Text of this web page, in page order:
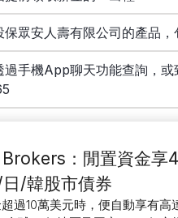
保眾安人壽有限公司的產品
過手機App聊天功能查詢，
：閒置資金享
/韓股市債券
過10萬美元時，便自動享有高